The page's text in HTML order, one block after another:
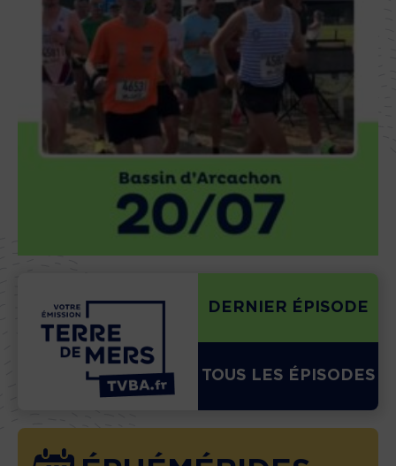
DERNIER ÉPISODE
TOUS LES ÉPISODES